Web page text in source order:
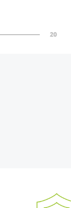
20